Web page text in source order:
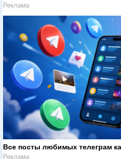
Реклама
Все посты любимых телеграм
Реклама